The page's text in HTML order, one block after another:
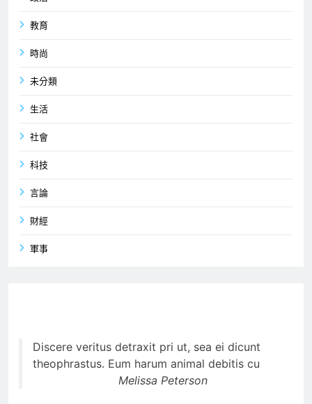
教育
時尚
未分類
生活
社會
科技
言論
財經
軍事
Discere veritus detraxit pri ut, sea ei dicunt
theophrastus. Eum harum animal debitis cu
Melissa Peterson